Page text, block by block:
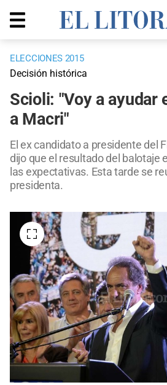
ELECCIONES 2015
Decisión histórica
Scioli: "Voy a ayudar
a Macri"
El ex candidato a presidente del
dijo que el resultado del balotaje
las expectativas. Esta tarde se
presidenta.